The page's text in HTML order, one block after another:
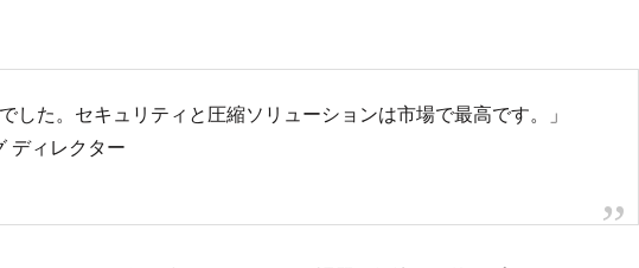
した。セキュリティと圧縮ソリューションは市場で最高です。」
ディレクター